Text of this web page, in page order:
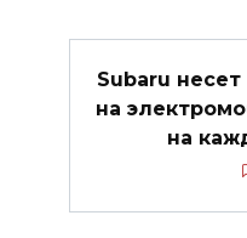
Subaru
на
на